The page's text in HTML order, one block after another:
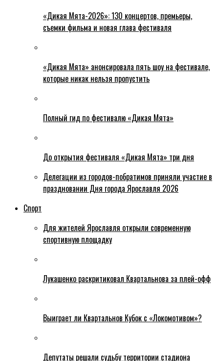
«Дикая Мята-2026»: 130 концертов, премьеры,
съемки фильма и новая глава фестиваля
«Дикая Мята» анонсировала пять шоу на фестивале,
которые никак нельзя пропустить
Полный гид по фестивалю «Дикая Мята»
До открытия фестиваля «Дикая Мята» три дня
Делегации из городов-побратимов приняли участие в
праздновании Дня города Ярославля 2026
Спорт
Для жителей Ярославля открыли современную
спортивную площадку
Лукашенко раскритиковал Квартальнова за плей-офф
Выиграет ли Квартальнов Кубок с «Локомотивом»?
Депутаты решали судьбу территории стадиона